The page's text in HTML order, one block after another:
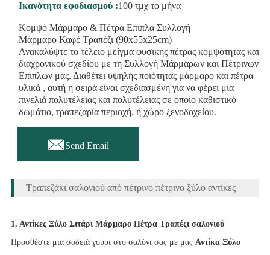
Ικανότητα εφοδιασμού :100 τμχ το μήνα
Κομψό Μάρμαρο & Πέτρα Επιπλα Συλλογή
Μάρμαρο Καφέ Τραπέζι (90x55x25cm)
Ανακαλύψτε το τέλειο μείγμα φυσικής πέτρας κομψότητας και
διαχρονικού σχεδίου με τη Συλλογή Μάρμαρων και Πέτρινων
Επιπλων μας. Διαθέτει υψηλής ποιότητας μάρμαρο και πέτρα
υλικά , αυτή η σειρά είναι σχεδιασμένη για να φέρει μια
πινελιά πολυτέλειας και πολυτέλειας σε οποιο καθιστικό
δωμάτιο, τραπεζαρία περιοχή, ή χώρο ξενοδοχείου.
Send Email
Τραπεζάκι σαλονιού από πέτρινο πέτρινο ξύλο αντίκες
1. Αντίκες Ξύλο Σιτάρι Μάρμαρο Πέτρα Τραπέζι σαλονιού
Προσθέστε μια σοδειά γούρι στο σαλόνι σας με μας Αντίκα Ξύλο